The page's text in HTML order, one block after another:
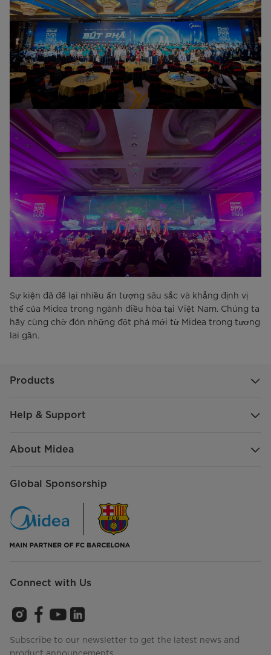
Sự kiện đã để lại nhiều ấn tượng sâu sắc và khẳng định vị
thế của Midea trong ngành điều hòa tại Việt Nam. Chúng ta
hãy cùng chờ đón những đột phá mới từ Midea trong tương
lai gần.
Products
Help & Support
About Midea
Global Sponsorship
Connect with Us
Subscribe to our newsletter to get the latest news and